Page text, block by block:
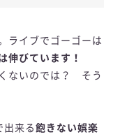
ライブでゴーゴーは
伸びています！
ないのでは？ そう
出来る飽きない娯楽